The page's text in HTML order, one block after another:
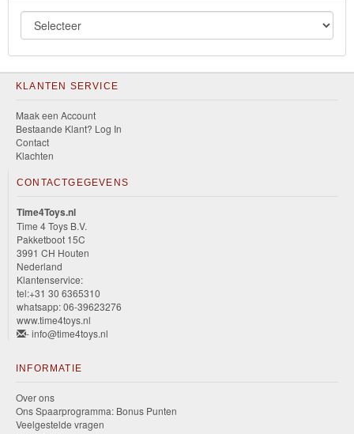
KLANTEN SERVICE
Maak een Account
Bestaande Klant? Log In
Contact
Klachten
CONTACTGEGEVENS
Time4Toys.nl
Time 4 Toys B.V.
Pakketboot 15C
3991 CH Houten
Nederland
Klantenservice:
tel:+31 30 6365310
whatsapp: 06-39623276
www.time4toys.nl
- info@time4toys.nl
INFORMATIE
Over ons
Ons Spaarprogramma: Bonus Punten
Veelgestelde vragen